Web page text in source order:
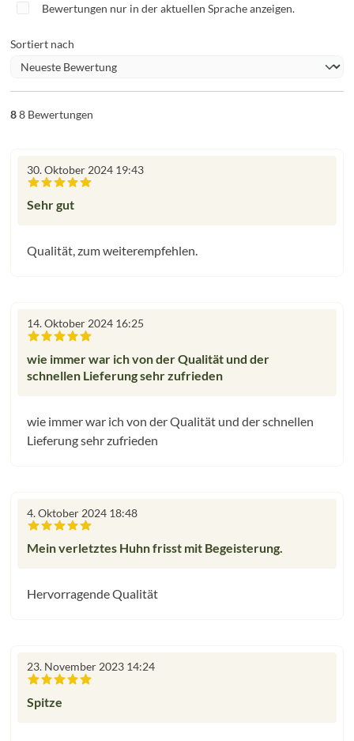
Bewertungen nur in der aktuellen Sprache anzeigen.
Sortiert nach
88 Bewertungen
30. Oktober 2024 19:43
Sehr gut
Qualität, zum weiterempfehlen.
14. Oktober 2024 16:25
wie immer war ich von der Qualität und der
schnellen Lieferung sehr zufrieden
wie immer war ich von der Qualität und der schnellen
Lieferung sehr zufrieden
4. Oktober 2024 18:48
Mein verletztes Huhn frisst mit Begeisterung.
Hervorragende Qualität
23. November 2023 14:24
Spitze